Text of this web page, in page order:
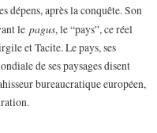
dépens, après la conquête. Son
le pagus, le “pays”, ce réel
et Tacite. Le pays, ses
de ses paysages disent
bureaucratique européen,